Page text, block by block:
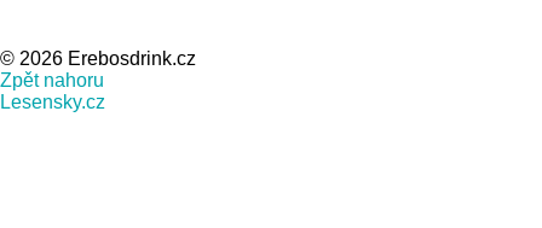
© 2026 Erebosdrink.cz
Zpět nahoru
Lesensky.cz